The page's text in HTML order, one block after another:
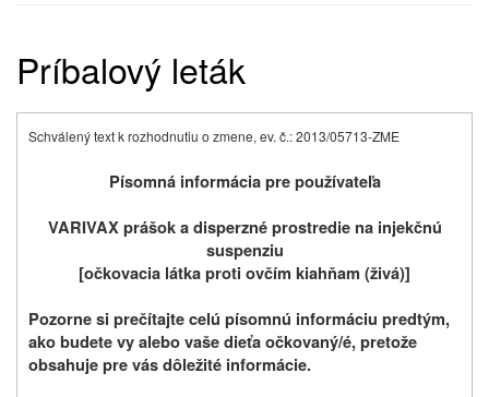
Príbalový leták
Schválený text k rozhodnutiu o zmene, ev. č.: 2013/05713-ZME
Písomná informácia pre používateľa
VARIVAX prášok a disperzné prostredie na injekčnú
suspenziu
[očkovacia látka proti ovčím kiahňam (živá)]
Pozorne si prečítajte celú písomnú informáciu predtým,
ako budete vy alebo vaše dieťa očkovaný/é, pretože
obsahuje pre vás dôležité informácie.